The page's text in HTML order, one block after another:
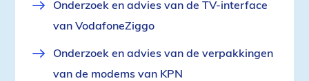
Onderzoek en advies van de TV-interface
van VodafoneZiggo
Onderzoek en advies van de verpakkingen
van de modems van KPN